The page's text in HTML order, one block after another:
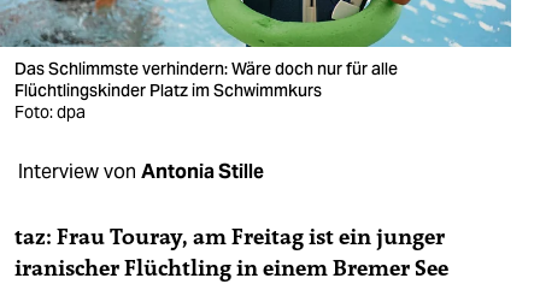
verlag
veranstaltungen
shop
fragen & hilfe
abo
Das Schlimmste verhindern: Wäre doch nur für alle
Flüchtlingskinder Platz im Schwimmkurs
Foto: dpa
Interview von Antonia Stille
taz: Frau Touray, am Freitag ist ein junger
iranischer Flüchtling in einem Bremer See